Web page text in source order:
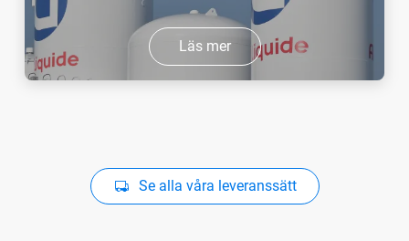
Läs mer
Se alla våra leveranssätt